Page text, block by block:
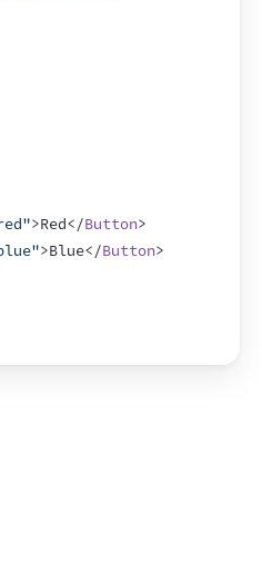
>Red</Button>
>Blue</Button>